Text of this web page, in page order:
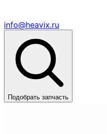
info@heavix.ru
Подобрать запчасть